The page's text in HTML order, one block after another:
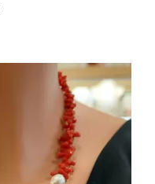
DETTAGLI